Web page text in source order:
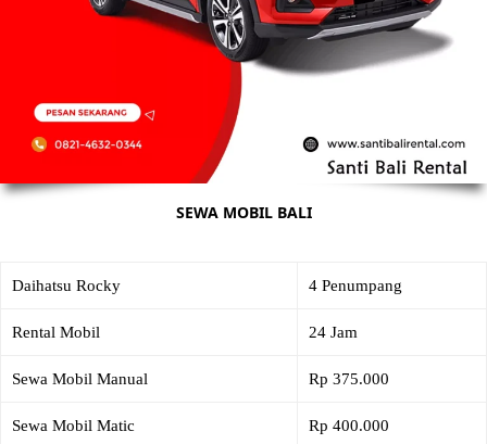
SEWA MOBIL BALI
Daihatsu Rocky 4 Penumpang
Rental Mobil 24 Jam
Sewa Mobil Manual Rp 375.000
Sewa Mobil Matic Rp 400.000